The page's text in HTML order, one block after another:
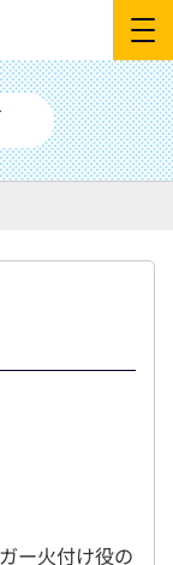
ー火付け役の